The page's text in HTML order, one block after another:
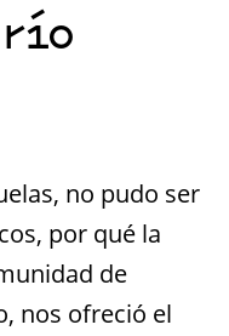
río
no pudo ser
por qué la
de
nos ofreció el